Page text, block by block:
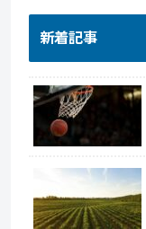
新着記事